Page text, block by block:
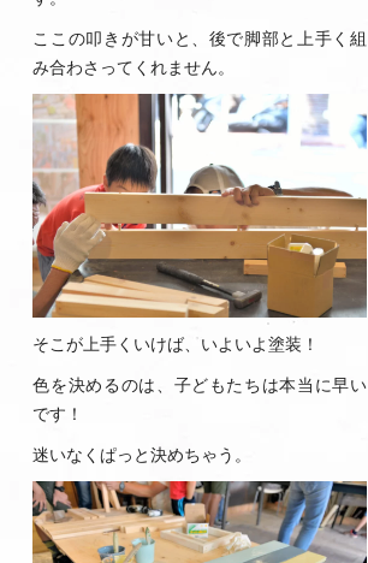
ここの叩きが甘いと、後で脚部と上手く組
み合わさってくれません。
そこが上手くいけば、いよいよ塗装！
色を決めるのは、子どもたちは本当に早い
です！
迷いなくぱっと決めちゃう。